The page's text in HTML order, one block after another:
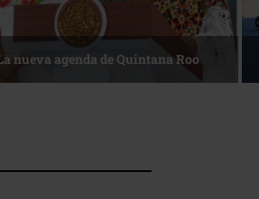
nueva agenda de Quintana Roo